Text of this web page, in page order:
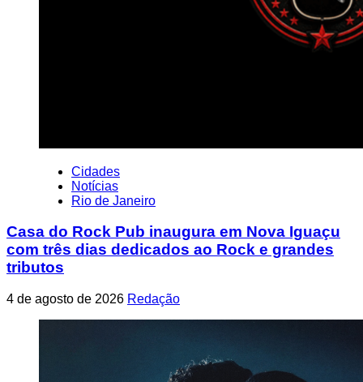
Cidades
Notícias
Rio de Janeiro
Casa do Rock Pub inaugura em Nova Iguaçu
com três dias dedicados ao Rock e grandes
tributos
4 de agosto de 2026 Redação